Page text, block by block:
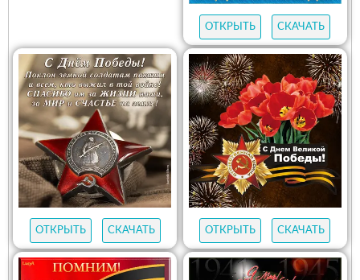
ОТКРЫТЬ СКАЧАТЬ
ОТКРЫТЬ СКАЧАТЬ ОТКРЫТЬ СКАЧАТЬ